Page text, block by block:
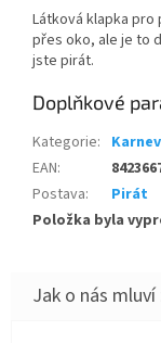
Látková klapka pro
přes oko, ale je to
jste pirát.
Doplňkové
Kategorie:
EAN:
Postava:
Pirát
Položka byla